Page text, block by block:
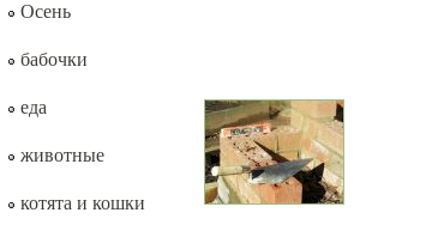
Осень
бабочки
еда
животные
котята и кошки